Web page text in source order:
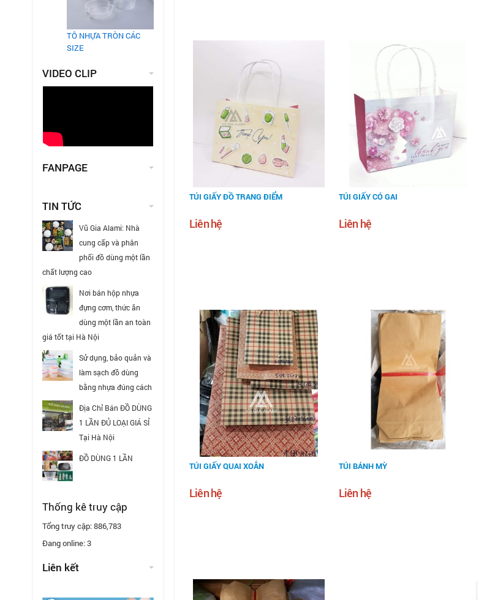
TÚI GIẤY ĐỒ TRANG ĐIỂM
Liên hệ
TÚI GIẤY CÓ GAI
Liên hệ
TÚI GIẤY QUAI XOẮN
Liên hệ
TÚI BÁNH MỲ
Liên hệ
TÔ NHỰA TRÒN CÁC
SIZE
VIDEO CLIP
FANPAGE
TIN TỨC
Vũ Gia Alami: Nhà
cung cấp và phân
phối đồ dùng một lần
chất lượng cao
Nơi bán hộp nhựa
đựng cơm, thức ăn
dùng một lần an toàn
giá tốt tại Hà Nội
Sử dụng, bảo quản và
làm sạch đồ dùng
bằng nhựa đúng cách
Địa Chỉ Bán ĐỒ DÙNG
1 LẦN ĐỦ LOẠI GIÁ SỈ
Tại Hà Nội
ĐỒ DÙNG 1 LẦN
Thống kê truy cập
Tổng truy cập:886,783
Đang online:3
Liên kết